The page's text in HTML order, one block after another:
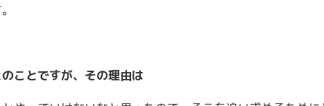
ことですが、その理由は